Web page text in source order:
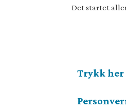
Det startet
Trykk her